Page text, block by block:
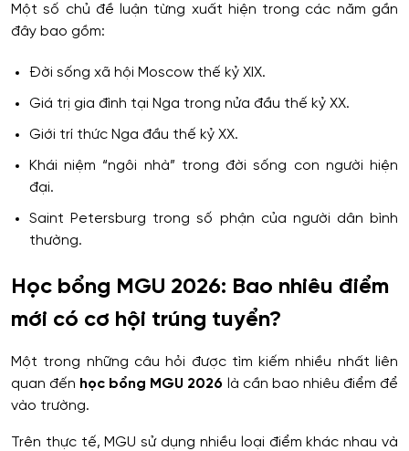
Một số chủ đề luận từng xuất hiện trong các năm gần
đây bao gồm:
Đời sống xã hội Moscow thế kỷ XIX.
Giá trị gia đình tại Nga trong nửa đầu thế kỷ XX.
Giới trí thức Nga đầu thế kỷ XX.
Khái niệm “ngôi nhà” trong đời sống con người hiện
đại.
Saint Petersburg trong số phận của người dân bình
thường.
Học bổng MGU 2026: Bao nhiêu điểm
mới có cơ hội trúng tuyển?
Một trong những câu hỏi được tìm kiếm nhiều nhất liên
quan đến học bổng MGU 2026 là cần bao nhiêu điểm để
vào trường.
Trên thực tế, MGU sử dụng nhiều loại điểm khác nhau và